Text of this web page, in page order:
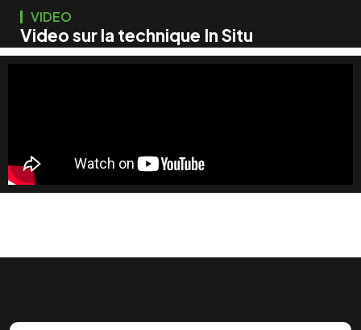
VIDEO
Video sur la technique In Situ